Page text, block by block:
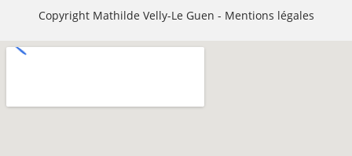
Copyright Mathilde Velly-Le Guen - Mentions légales